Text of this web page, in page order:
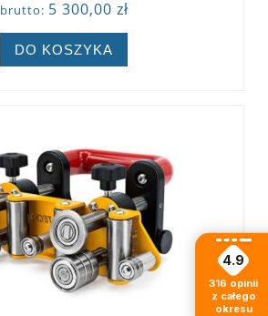
brutto: 5 300,00 zł
DO KOSZYKA
4.9
316 opinii
z całego
okresu